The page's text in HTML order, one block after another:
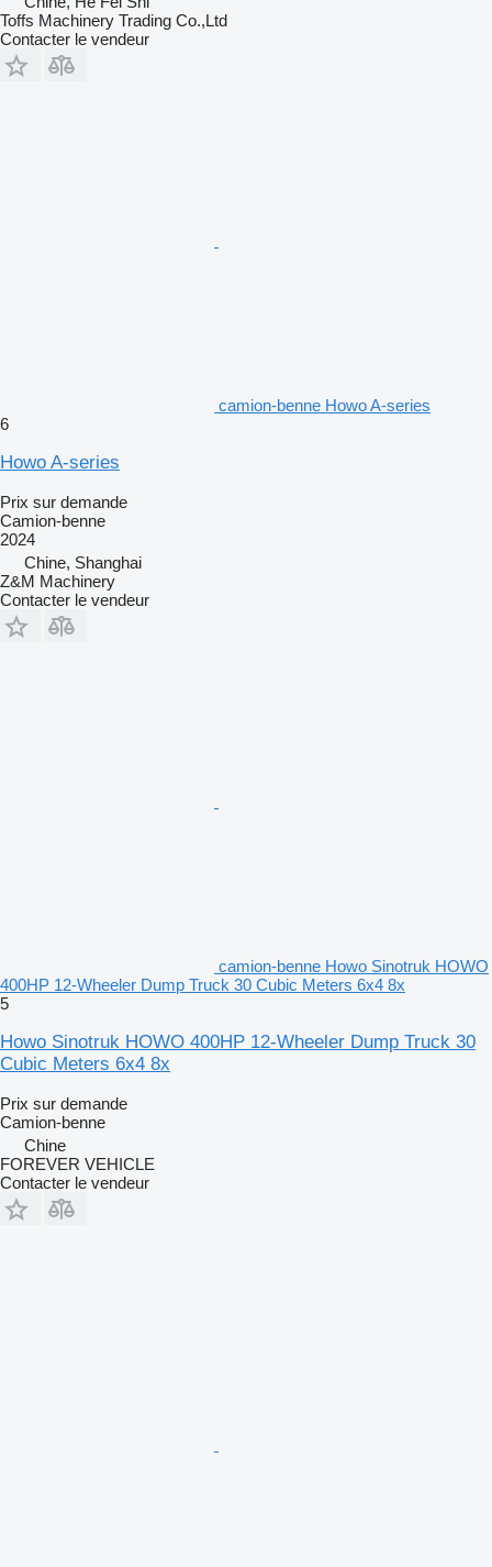
Toffs Machinery Trading Co.,Ltd
Contacter le vendeur
camion-benne Howo A-series
6
Howo A-series
Prix sur demande
Camion-benne
2024
Chine, Shanghai
Z&M Machinery
Contacter le vendeur
camion-benne Howo Sinotruk HOWO
400HP 12-Wheeler Dump Truck 30 Cubic Meters 6x4 8x
5
Howo Sinotruk HOWO 400HP 12-Wheeler Dump Truck 30
Cubic Meters 6x4 8x
Prix sur demande
Camion-benne
Chine
FOREVER VEHICLE
Contacter le vendeur